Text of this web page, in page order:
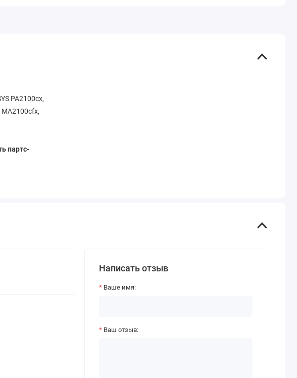
PA2100cx,
MA2100cfx,
партс-
Написать отзыв
Ваше имя:
Ваш отзыв: